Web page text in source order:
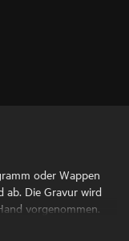
oder Wappen
ab. Die Gravur wird
vorgenommen.
zur Gravur